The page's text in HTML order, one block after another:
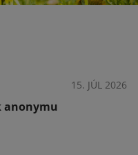
15. JÚL 2026
anonymu